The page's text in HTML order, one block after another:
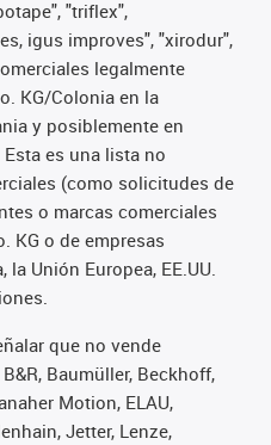
"triflex",
igus improves", "xirodur",
legalmente
KG/Colonia en la
y posiblemente en
es una lista no
(como solicitudes de
o marcas comerciales
KG o de empresas
Unión Europea, EE.UU.
que no vende
Baumüller, Beckhoff,
Motion, ELAU,
Jetter, Lenze,